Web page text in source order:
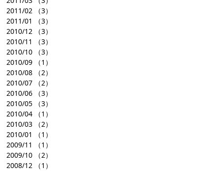
2011/02 （3）
2011/01
（3）
2010/12 （3）
2010/11
（3）
2010/10 （3）
2010/09 （1）
2010/08 （2）
2010/07 （2）
2010/06 （3）
2010/05 （3）
2010/04 （1）
2010/03 （2）
2010/01
（1）
2009/11
（1）
2009/10 （2）
2008/12 （1）